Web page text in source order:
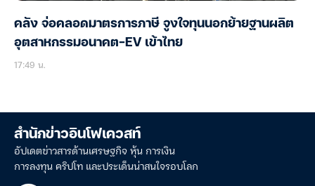
คลัง จ่อคลอดมาตรการภาษี จูงใจทุนนอกย้ายฐานผลิต
อุตสาหกรรมอนาคต-EV เข้าไทย
17:49 น.
สำนักข่าวอินโฟเควสท์
อัปเดตข่าวสารด้านเศรษฐกิจ หุ้น การเงิน
การลงทุน คริปโท และประเด็นน่าสนใจรอบโลก